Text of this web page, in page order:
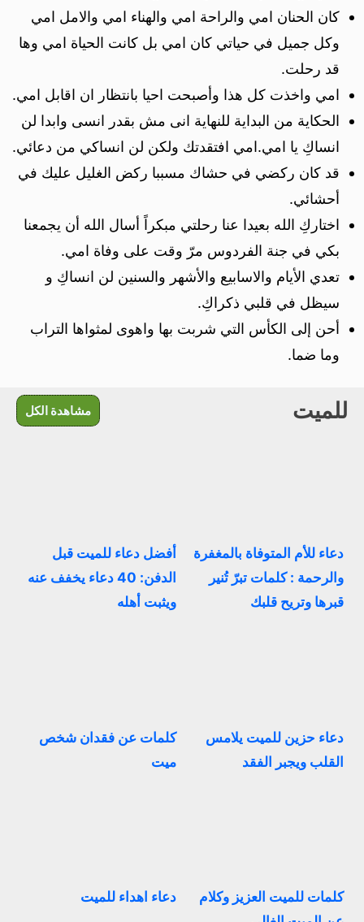
كان الحنان امي والراحة امي والهناء امي والامل امي
وكل جميل في حياتي كان امي بل كانت الحياة امي وها
قد رحلت.
امي واخذت كل هذا وأصبحت احيا بانتظار ان اقابل امي.
الحكاية من البداية للنهاية انى مش بقدر انسى وابدا لن
انساكِ يا امي.امي افتقدتك ولكن لن انساكي من دعائي.
قد كان ركضي في حشاك مسببا ركض الغليل عليك في
أحشائي.
اختاركِ الله بعيدا عنا رحلتي مبكراً أسال الله أن يجمعنا
بكي في جنة الفردوس مرّ وقت على وفاة امي.
تعدي الأيام والاسابيع والأشهر والسنين لن انساكِ و
سيظل في قلبي ذكراكِ.
أحن إلى الكأس التي شربت بها واهوى لمثواها التراب
وما ضما.
للميت مشاهدة الكل
دعاء للأم المتوفاة بالمغفرة
والرحمة : كلمات تبرّ تُنير
قبرها وتريح قلبك
أفضل دعاء للميت قبل
الدفن: 40 دعاء يخفف عنه
ويثبت أهله
دعاء حزين للميت يلامس
القلب ويجبر الفقد
كلمات عن فقدان شخص
ميت
كلمات للميت العزيز وكلام
دعاء اهداء للميت